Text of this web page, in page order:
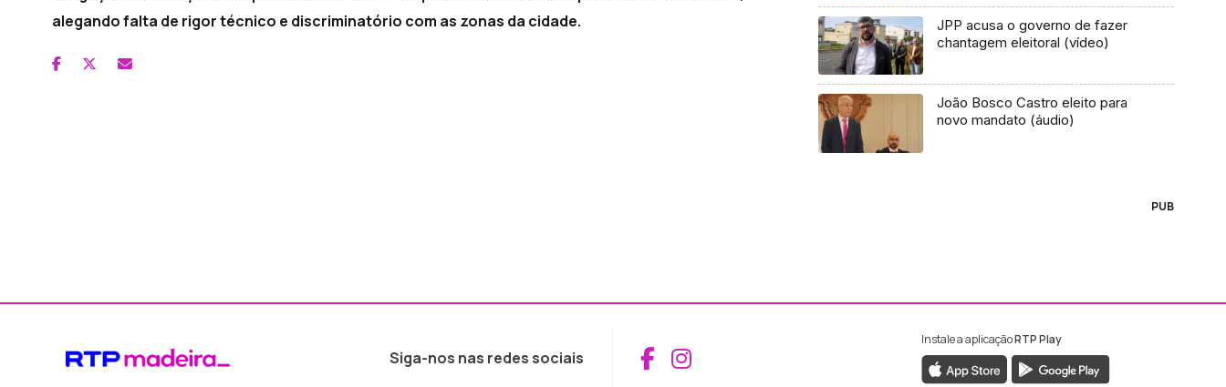
alegando falta de rigor técnico e discriminatório com as zonas da cidade.
JPP acusa o governo de fazer
chantagem eleitoral (vídeo)
João Bosco Castro eleito para
novo mandato (áudio)
PUB
Siga-nos nas redes sociais Aceder ao Facebook da RTP Madeira
Aceder ao Instagram da RTP Madeira
Instale a aplicaçãoRTP Play